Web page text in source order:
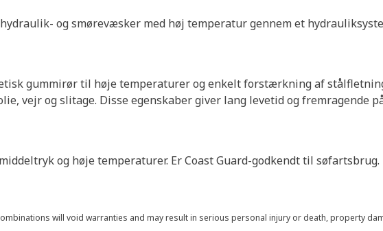
og smørevæsker med høj temperatur gennem et
gummirør til høje temperaturer og enkelt forstærkning af
vejr og slitage. Disse egenskaber giver lang levetid og fremragende
og høje temperaturer. Er Coast Guard-godkendt til søfartsbrug.
will void warranties and may result in serious personal injury or death, property